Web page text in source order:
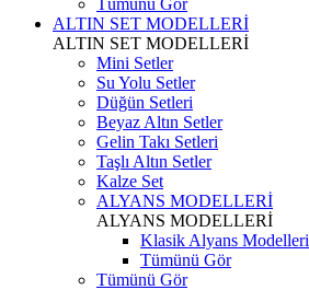
Tümünü Gör
ALTIN SET MODELLERİ
ALTIN SET MODELLERİ
Mini Setler
Su Yolu Setler
Düğün Setleri
Beyaz Altın Setler
Gelin Takı Setleri
Taşlı Altın Setler
Kalze Set
ALYANS MODELLERİ
ALYANS MODELLERİ
Klasik Alyans Modelleri
Tümünü Gör
Tümünü Gör